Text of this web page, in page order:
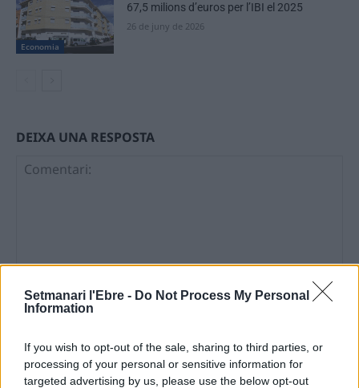
Setmanari l'Ebre - Do Not Process My Personal
Information
If you wish to opt-out of the sale, sharing to third parties, or
processing of your personal or sensitive information for
targeted advertising by us, please use the below opt-out
Economia
67,5 milions d’euros per l’IBI el 2025
26 de juny de 2026
DEIXA UNA RESPOSTA
Comentari: